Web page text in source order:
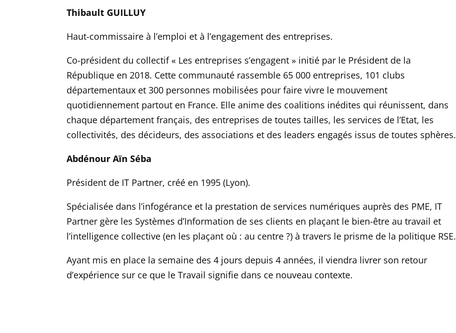
Thibault GUILLUY
Haut-commissaire à l’emploi et à l’engagement des entreprises.
Co-président du collectif « Les entreprises s’engagent » initié par le Président de la
République en 2018. Cette communauté rassemble 65 000 entreprises, 101 clubs
départementaux et 300 personnes mobilisées pour faire vivre le mouvement
quotidiennement partout en France. Elle anime des coalitions inédites qui réunissent, dans
chaque département français, des entreprises de toutes tailles, les services de l’Etat, les
collectivités, des décideurs, des associations et des leaders engagés issus de toutes sphères.
Abdénour Aïn Séba
Président de IT Partner, créé en 1995 (Lyon).
Spécialisée dans l’infogérance et la prestation de services numériques auprès des PME, IT
Partner gère les Systèmes d’Information de ses clients en plaçant le bien-être au travail et
l’intelligence collective (en les plaçant où : au centre ?) à travers le prisme de la politique RSE.
Ayant mis en place la semaine des 4 jours depuis 4 années, il viendra livrer son retour
d’expérience sur ce que leTravail signifie dans ce nouveau contexte.